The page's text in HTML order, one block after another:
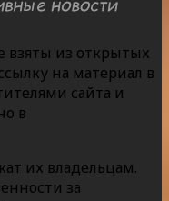
взяты из открытых
на материал в
сайта и
в
их владельцам.
за